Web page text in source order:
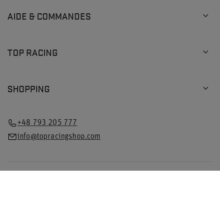
AIDE & COMMANDES
TOP RACING
SHOPPING
+48 793 205 777
info@topracingshop.com